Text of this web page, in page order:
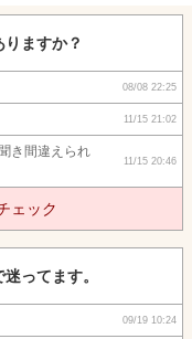
ますか？
08/08 22:25
11/15 21:02
き間違えられ
11/15 20:46
ェック
ってます。
09/19 10:24